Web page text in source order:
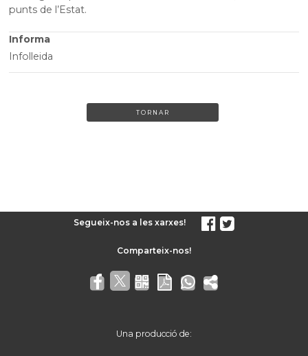
punts de l’Estat.
Informa
Infolleida
TORNAR
Segueix-nos a les xarxes!
Una producció de: